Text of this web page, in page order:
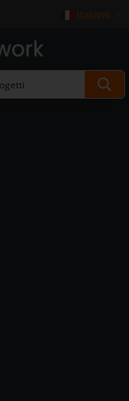
Italiano